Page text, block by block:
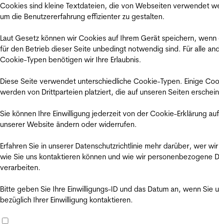
Cookies sind kleine Textdateien, die von Webseiten verwendet
um die Benutzererfahrung effizienter zu gestalten.
Laut Gesetz können wir Cookies auf Ihrem Gerät speichern, wenn
für den Betrieb dieser Seite unbedingt notwendig sind. Für alle
Cookie-Typen benötigen wir Ihre Erlaubnis.
Diese Seite verwendet unterschiedliche Cookie-Typen. Einige
werden von Drittparteien platziert, die auf unseren Seiten
Sie können Ihre Einwilligung jederzeit von der Cookie-Erklärung auf
unserer Website ändern oder widerrufen.
Erfahren Sie in unserer Datenschutzrichtlinie mehr darüber, wer
wie Sie uns kontaktieren können und wie wir personenbezogene
verarbeiten.
Bitte geben Sie Ihre Einwilligungs-ID und das Datum an, wenn Sie
bezüglich Ihrer Einwilligung kontaktieren.